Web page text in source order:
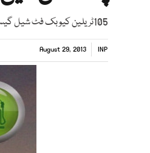
105ٹریلین کیوبک فٹ شیل گیس،24 ٹریلین کیوبک فٹ ہائیڈروکاربن کاذخیرہ ہے
INP
August 29, 2013